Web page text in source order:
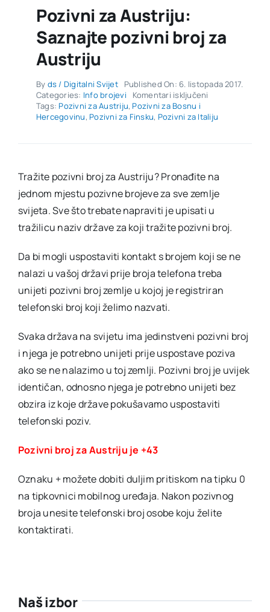
Pozivni za Austriju:
Saznajte pozivni broj za
Austriju
By ds / Digitalni Svijet
Published On: 6. listopada 2017.
Categories: Info brojevi Komentari isključeni
za
Austriju
Tags:Pozivni za Austriju,Pozivni za Bosnu i
Hercegovinu,Pozivni za Finsku, Pozivni za Italiju
Tražite pozivni broj za Austriju? Pronađite na
jednom mjestu pozivne brojeve za sve zemlje
svijeta. Sve što trebate napraviti je upisati u
tražilicu naziv države za koji tražite pozivni broj.
Da bi mogli uspostaviti kontakt s brojem koji se ne
nalazi u vašoj državi prije broja telefona treba
unijeti pozivni broj zemlje u kojoj je registriran
telefonski broj koji želimo nazvati.
Svaka država na svijetu ima jedinstveni pozivni broj
i njega je potrebno unijeti prije uspostave poziva
ako se ne nalazimo u toj zemlji. Pozivni broj je uvijek
identičan, odnosno njega je potrebno unijeti bez
obzira iz koje države pokušavamo uspostaviti
telefonski poziv.
Pozivni broj za Austriju je +43
Oznaku + možete dobiti duljim pritiskom na tipku 0
na tipkovnici mobilnog uređaja. Nakon pozivnog
broja unesite telefonski broj osobe koju želite
kontaktirati.
Naš izbor